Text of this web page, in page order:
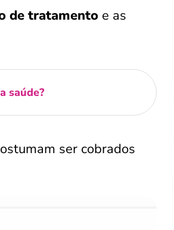
de tratamento e as
saúde?
ser cobrados